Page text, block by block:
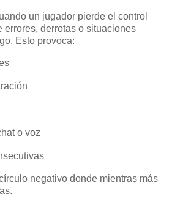
un jugador pierde el control
errores, derrotas o situaciones
Esto provoca:
o voz
negativo donde mientras más